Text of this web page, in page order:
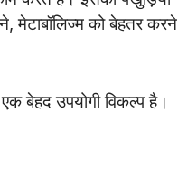
मेटाबॉलिज्म को बेहतर करने
बेहद उपयोगी विकल्प है।